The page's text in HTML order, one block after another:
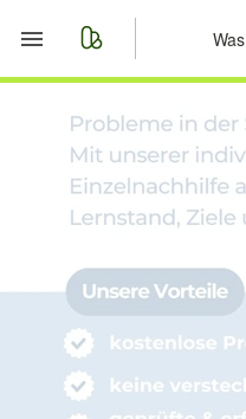
Start
Merkliste
Nachrichten
Anzeige aufgeben